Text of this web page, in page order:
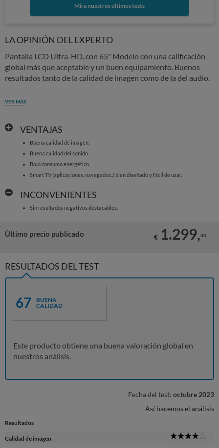
Mira nuestros últimos tests
LA OPINIÓN DEL EXPERTO
Pantalla LCD Ultra-HD, con 65" Modelo con una calificación
global más que aceptable y un buen equipamiento. Buenos
resultados tanto de la calidad de imagen como de la del audio.
VER MÁS
VENTAJAS
Buena calidad de imagen.
Buena calidad del sonido.
Bajo consumo energético.
Smart TV (aplicaciones, navegador...) bien diseñado y fácil de usar.
INCONVENIENTES
Sin resultados negativos destacables.
Último precio publicado € 1.299,00
RESULTADOS DEL TEST
67
BUENA
CALIDAD
Este producto obtiene una buena valoración global en
nuestros análisis.
Fecha del test: octubre 2023
Así hacemos el análisis
Resultados
Calidad de imagen